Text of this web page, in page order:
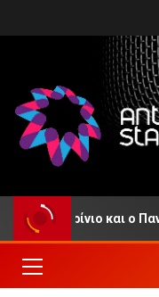
Αγρίνιο και ο